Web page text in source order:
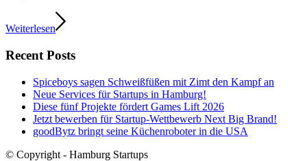
Weiterlesen
Recent Posts
Spiceboys sagen Schweißfüßen mit Zimt den Kampf an
Neue Services für Startups in Hamburg!
Diese fünf Projekte fördert Games Lift 2026
Jetzt bewerben für Startup-Wettbewerb Next Big Brand!
goodBytz bringt seine Küchenroboter in die USA
© Copyright - Hamburg Startups